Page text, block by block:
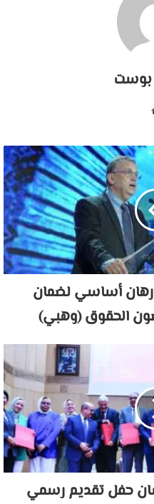
رهان أساسي لضمان
الحقوق (وهبي)
حفل تقديم رسمي